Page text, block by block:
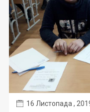
16 Листопада ,